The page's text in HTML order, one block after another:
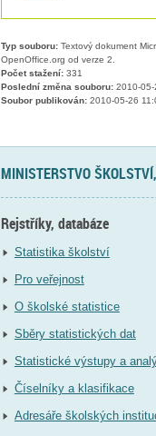
Typ souboru:Textový dokument
OpenOffice.org od verze 2.
Počet stažení:331
Poslední změna souboru:2010-05-
Soubor publikován:2010-05-26
MINISTERSTVO
Rejstříky, databáze
Statistika školství
Pro veřejnost
O školské statistice
Sběry statistických dat
Statistické výstupy a
Číselníky a klasifikace
Adresáře školských